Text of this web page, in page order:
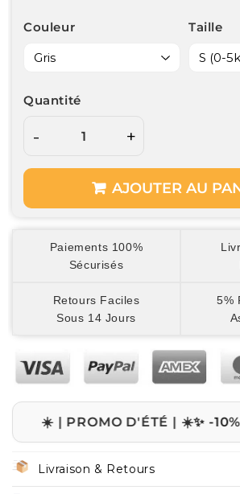
Couleur Taille
Quantité
- +
AJOUTER AU
Paiements 100%
Sécurisés
Retours Faciles
Sous 14 Jours
5%
D'ÉTÉ | ☀️✨ -10% sur
Livraison & Retours